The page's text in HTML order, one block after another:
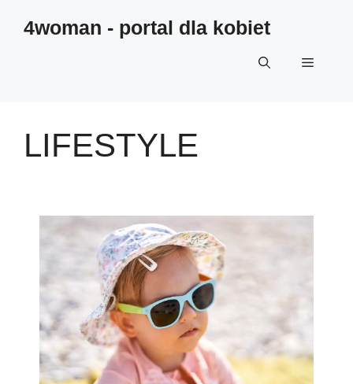
4woman - portal dla kobiet
LIFESTYLE